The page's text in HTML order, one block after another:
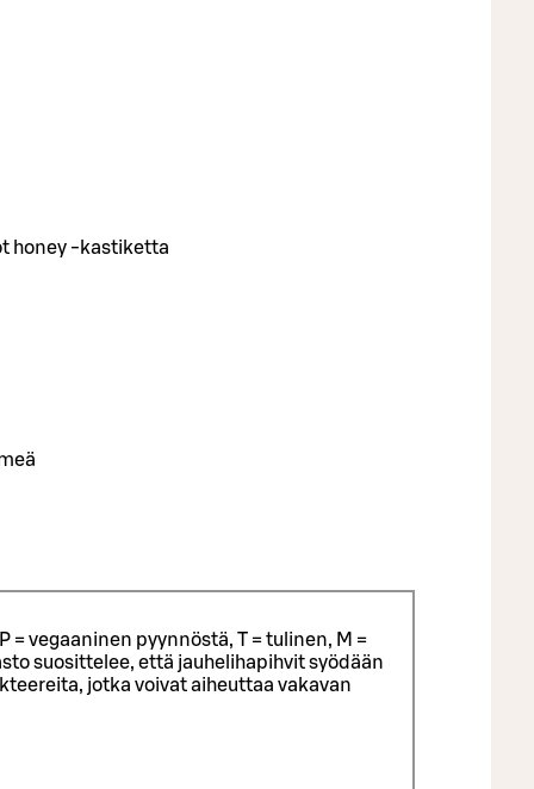
honey -kastiketta
= vegaaninen pyynnöstä, T = tulinen, M =
suosittelee, että jauhelihapihvit syödään
jotka voivat aiheuttaa vakavan